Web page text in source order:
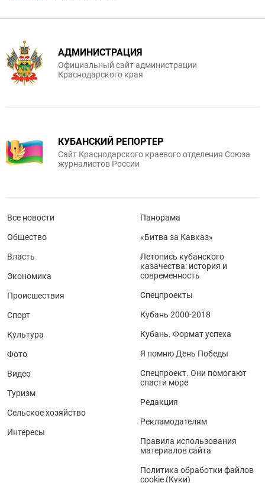
АДМИНИСТРАЦИЯ
Официальный сайт администрации
Краснодарского края
КУБАНСКИЙ РЕПОРТЕР
Сайт Краснодарского краевого отделения Союза
журналистов России
Все новости
Общество
Власть
Экономика
Происшествия
Спорт
Культура
Фото
Видео
Туризм
Сельское хозяйство
Интересы
Панорама
«Битва за Кавказ»
Летопись кубанского
казачества: история и
современность
Спецпроекты
Кубань 2000-2018
Кубань. Формат успеха
Я помню День Победы
Спецпроект. Они помогают
спасти море
Редакция
Рекламодателям
Правила использования
материалов сайта
Политика обработки файлов
cookie (Куки)